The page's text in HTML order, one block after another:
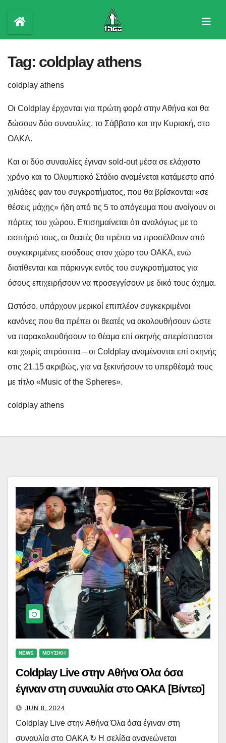
content
Tag: coldplay athens
coldplay athens
Οι Coldplay έρχονται για πρώτη φορά στην Αθήνα και θα
δώσουν δύο συναυλίες, το Σάββατο και την Κυριακή, στο
ΟΑΚΑ.
Και οι δύο συναυλίες έγιναν sold-out μέσα σε ελάχιστο
χρόνο και το Ολυμπιακό Στάδιο αναμένεται κατάμεστο από
χιλιάδες φαν του συγκροτήματος, που θα βρίσκονται «σε
θέσεις μάχης» ήδη από τις 5 το απόγευμα που ανοίγουν οι
πόρτες του χώρου. Επισημαίνεται ότι αναλόγως με το
εισιτήριό τους, οι θεατές θα πρέπει να προσέλθουν από
συγκεκριμένες εισόδους στον χώρο του ΟΑΚΑ, ενώ
διατίθενται και πάρκινγκ εντός του συγκροτήματος για
όσους επιχειρήσουν να προσεγγίσουν με δικό τους όχημα.
Ωστόσο, υπάρχουν μερικοί επιπλέον συγκεκριμένοι
κανόνες που θα πρέπει οι θεατές να ακολουθήσουν ώστε
να παρακολουθήσουν το θέαμα επί σκηνής απερίσπαστοι
και χωρίς απρόοπτα – οι Coldplay αναμένονται επί σκηνής
στις 21.15 ακριβώς, για να ξεκινήσουν το υπερθέαμά τους
με τίτλο «Music of the Spheres».
coldplay athens
NEWS ΜΟΥΣΙΚΗ
Coldplay Live στην Αθήνα Όλα όσα
έγιναν στη συναυλία στο ΟΑΚΑ [Βίντεο]
JUN 8, 2024
Coldplay Live στην Αθήνα Όλα όσα έγιναν στη
συναυλία στο ΟΑΚΑ ↻ H σελίδα ανανεώνεται